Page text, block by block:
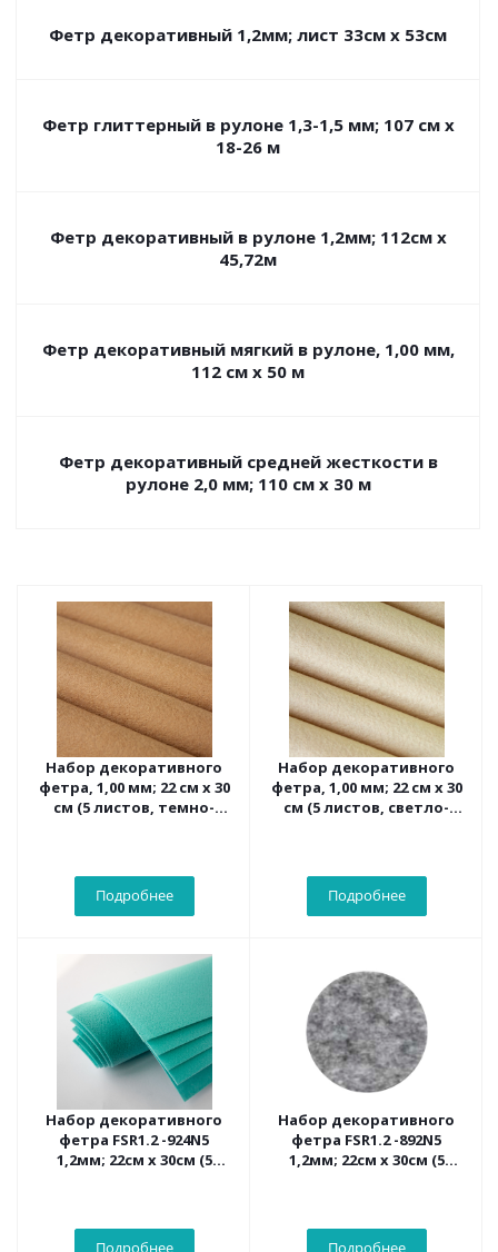
Фетр декоративный 1,2мм; лист 33см х 53см
Фетр глиттерный в рулоне 1,3-1,5 мм; 107 см х
18-26 м
Фетр декоративный в рулоне 1,2мм; 112см х
45,72м
Фетр декоративный мягкий в рулоне, 1,00 мм,
112 см х 50 м
Фетр декоративный средней жесткости в
рулоне 2,0 мм; 110 см х 30 м
Набор декоративного
фетра, 1,00 мм; 22 см х 30
см (5 листов, темно-
Подробнее
Набор декоративного
фетра, 1,00 мм; 22 см х 30
см (5 листов, светло-
Подробнее
Набор декоративного
фетра FSR1.2 -924N5
1,2мм; 22см х 30см (5
Подробнее
Набор декоративного
фетра FSR1.2 -892N5
1,2мм; 22см х 30см (5
Подробнее